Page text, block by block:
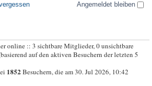
Angemeldet bleiben
online :: 3 sichtbare Mitglieder, 0 unsichtbare
auf den aktiven Besuchern der letzten 5
1852Besuchern, die am 30. Jul 2026, 10:42